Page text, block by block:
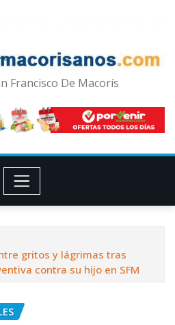
Francisco De Macorís
gritos y lágrimas tras
contra su hijo en SFM